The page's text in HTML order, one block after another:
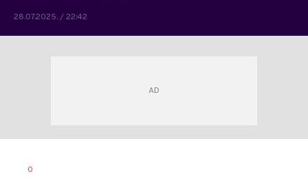
28.07.2025. / 22:42
AUTOR
0